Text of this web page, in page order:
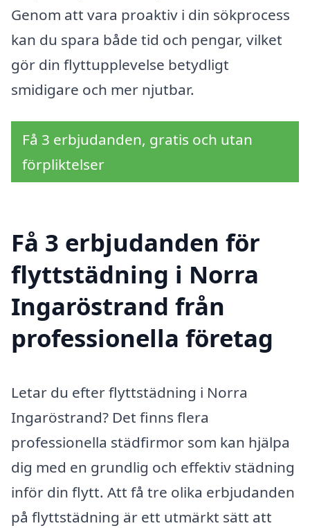
Genom att vara proaktiv i din sökprocess
kan du spara både tid och pengar, vilket
gör din flyttupplevelse betydligt
smidigare och mer njutbar.
Få 3 erbjudanden, gratis och utan
förpliktelser
Få 3 erbjudanden för
flyttstädning i Norra
Ingaröstrand från
professionella företag
Letar du efter flyttstädning i Norra
Ingaröstrand? Det finns flera
professionella städfirmor som kan hjälpa
dig med en grundlig och effektiv städning
inför din flytt. Att få tre olika erbjudanden
på flyttstädning är ett utmärkt sätt att